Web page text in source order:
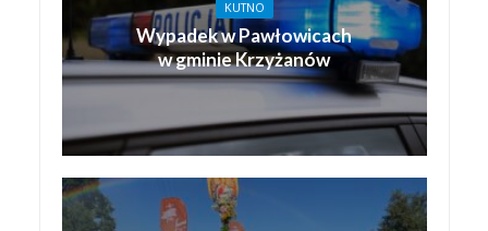
KUTNO
Wypadek w Pawłowicach
w gminie Krzyżanów